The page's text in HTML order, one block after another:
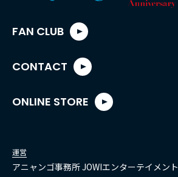
FAN CLUB
CONTACT
ONLINE STORE
運営
アニャンゴ事務所 JOWIエンターテイメント